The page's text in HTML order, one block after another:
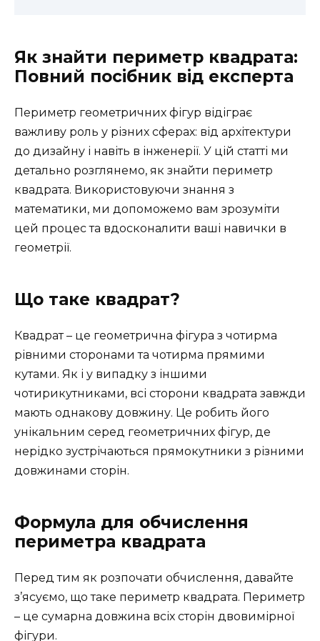
Як знайти периметр квадрата:
Повний посібник від експерта
Периметр геометричних фігур відіграє
важливу роль у різних сферах: від архітектури
до дизайну і навіть в інженерії. У цій статті ми
детально розглянемо, як знайти периметр
квадрата. Використовуючи знання з
математики, ми допоможемо вам зрозуміти
цей процес та вдосконалити ваші навички в
геометрії.
Що таке квадрат?
Квадрат – це геометрична фігура з чотирма
рівними сторонами та чотирма прямими
кутами. Як і у випадку з іншими
чотирикутниками, всі сторони квадрата завжди
мають однакову довжину. Це робить його
унікальним серед геометричних фігур, де
нерідко зустрічаються прямокутники з різними
довжинами сторін.
Формула для обчислення
периметра квадрата
Перед тим як розпочати обчислення, давайте
з’ясуємо, що таке периметр квадрата. Периметр
– це сумарна довжина всіх сторін двовимірної
фігури.